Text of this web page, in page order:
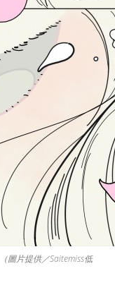
圖片提供／Saitemiss低